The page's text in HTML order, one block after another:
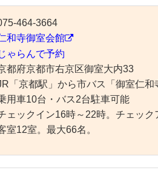
464-3664
和寺御室会館
ゃらんで予約
都府京都市右京区御室大内33
「京都駅」から市バス「御室仁和
用車10台・バス2台駐車可能
ェックイン16時～22時。チェック
室12室。最大66名。